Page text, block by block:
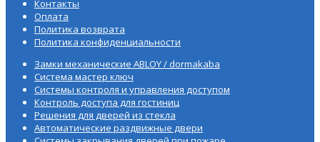
Контакты
Оплата
Политика возврата
Политика конфиденциальности
Замки механические ABLOY / dormakaba
Система мастер ключ
Системы контроля и управления доступом
Контроль доступа для гостиниц
Решения для дверей из стекла
Автоматические раздвижные двери